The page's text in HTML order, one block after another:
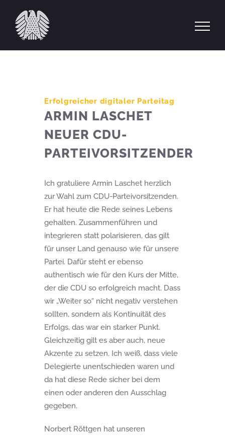
Inhalt
springen
Erfolgreicher digitaler Parteitag
ARMIN LASCHET
NEUER CDU-
PARTEIVORSITZENDER
Ich gratuliere Armin Laschet herzlich
zur Wahl zum CDU-Parteivorsitzenden.
Er hat heute die Rede seines Lebens
gehalten. Zusammenführen und
integrieren statt polarisieren, das gilt
für unser Land genauso wie für unsere
Partei. Dafür steht er ebenso
authentisch wie für den Kurs der Mitte,
der die CDU so erfolgreich macht. Dass
wir „Weiter so“ nicht negativ verstehen
sollten, sondern als Kontinuität des
Erfolgs, das war ein starker Punkt.
Gleichzeitig gilt es aber auch, neue
Akzente zu setzen. Ich weiß, dass viele
Delegierte unentschieden waren und
da hat diese Rede sicher bei dem
einen oder anderen den Ausschlag
gegeben.
Norbert Röttgen hat unseren